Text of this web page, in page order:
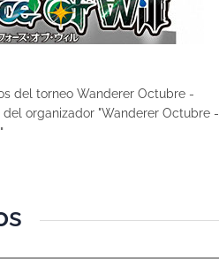
del torneo Wanderer Octubre -
organizador "Wanderer Octubre -